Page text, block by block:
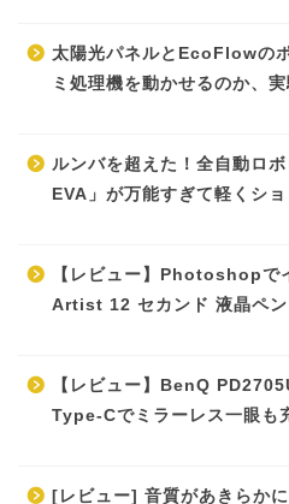
太陽光パネルとEcoFlowの
ミ処理機を動かせるのか、
ルンバを超えた！全自動ロ
EVA」が万能すぎて軽くショ
【レビュー】Photoshopで
Artist 12 セカンド 液晶ペン
【レビュー】BenQ
Type-Cでミラーレス一眼も
[レビュー] 音質があきらか